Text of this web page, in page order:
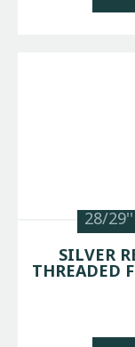
28/29''
SILVER
THREADED